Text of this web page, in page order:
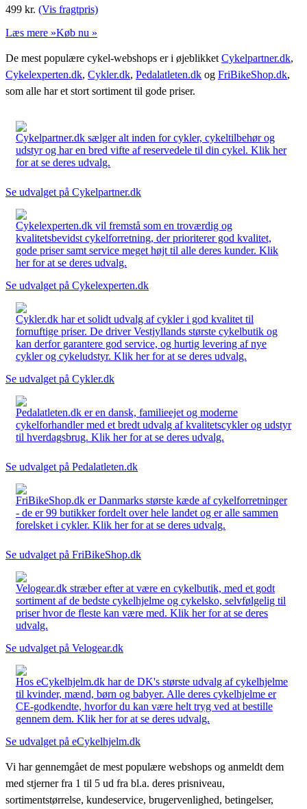
499 kr. (Vis fragtpris)
Læs mere »Køb nu »
De mest populære cykel-webshops er i øjeblikket Cykelpartner.dk,
Cykelexperten.dk, Cykler.dk, Pedalatleten.dk og FriBikeShop.dk,
som alle har et stort sortiment til gode priser.
Cykelpartner.dk sælger alt inden for cykler, cykeltilbehør og
udstyr og har en bred vifte af reservedele til din cykel. Klik her
for at se deres udvalg.
Se udvalget på Cykelpartner.dk
Cykelexperten.dk vil fremstå som en troværdig og
kvalitetsbevidst cykelforretning, der prioriterer god kvalitet,
gode priser samt service meget højt til alle deres kunder. Klik
her for at se deres udvalg.
Se udvalget på Cykelexperten.dk
Cykler.dk har et solidt udvalg af cykler i god kvalitet til
fornuftige priser. De driver Vestjyllands største cykelbutik og
kan derfor garantere god service, og hurtig levering af nye
cykler og cykeludstyr. Klik her for at se deres udvalg.
Se udvalget på Cykler.dk
Pedalatleten.dk er en dansk, familieejet og moderne
cykelforhandler med et bredt udvalg af kvalitetscykler og udstyr
til hverdagsbrug. Klik her for at se deres udvalg.
Se udvalget på Pedalatleten.dk
FriBikeShop.dk er Danmarks største kæde af cykelforretninger
- de er 99 butikker fordelt over hele landet og er alle sammen
forelsket i cykler. Klik her for at se deres udvalg.
Se udvalget på FriBikeShop.dk
Velogear.dk stræber efter at være en cykelbutik, med et godt
sortiment af de bedste cykelhjelme og cykelsko, selvfølgelig til
priser hvor de fleste kan være med. Klik her for at se deres
udvalg.
Se udvalget på Velogear.dk
Hos eCykelhjelm.dk har de DK's største udvalg af cykelhjelme
til kvinder, mænd, børn og babyer. Alle deres cykelhjelme er
CE-godkendte, hvorfor du kan være helt tryg ved at bestille
gennem dem. Klik her for at se deres udvalg.
Se udvalget på eCykelhjelm.dk
Vi har gennemgået de mest populære webshops og anmeldt dem
med stjerner fra 1 til 5 ud fra bl.a. deres prisniveau,
sortimentstørrelse, kundeservice, brugervenlighed, betingelser,